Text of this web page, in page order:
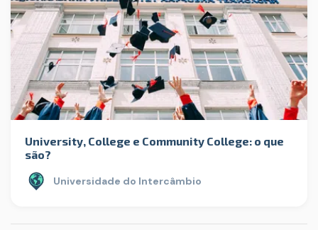
University, College e Community College: o que
são?
Universidade do Intercâmbio